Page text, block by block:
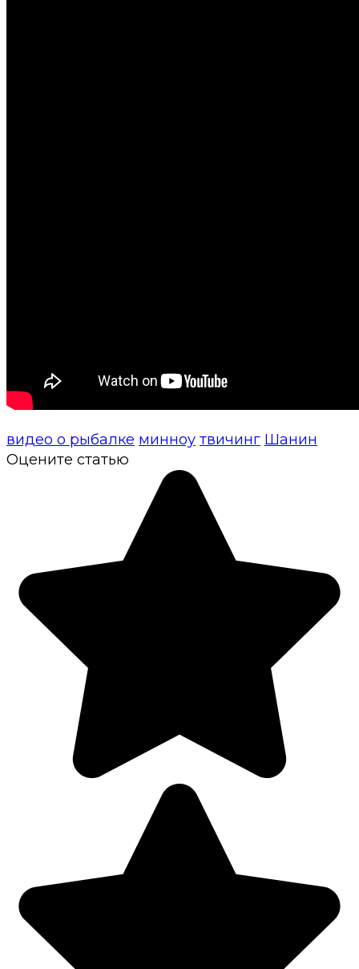
видео о рыбалке минноу твичинг Шанин
Оцените статью